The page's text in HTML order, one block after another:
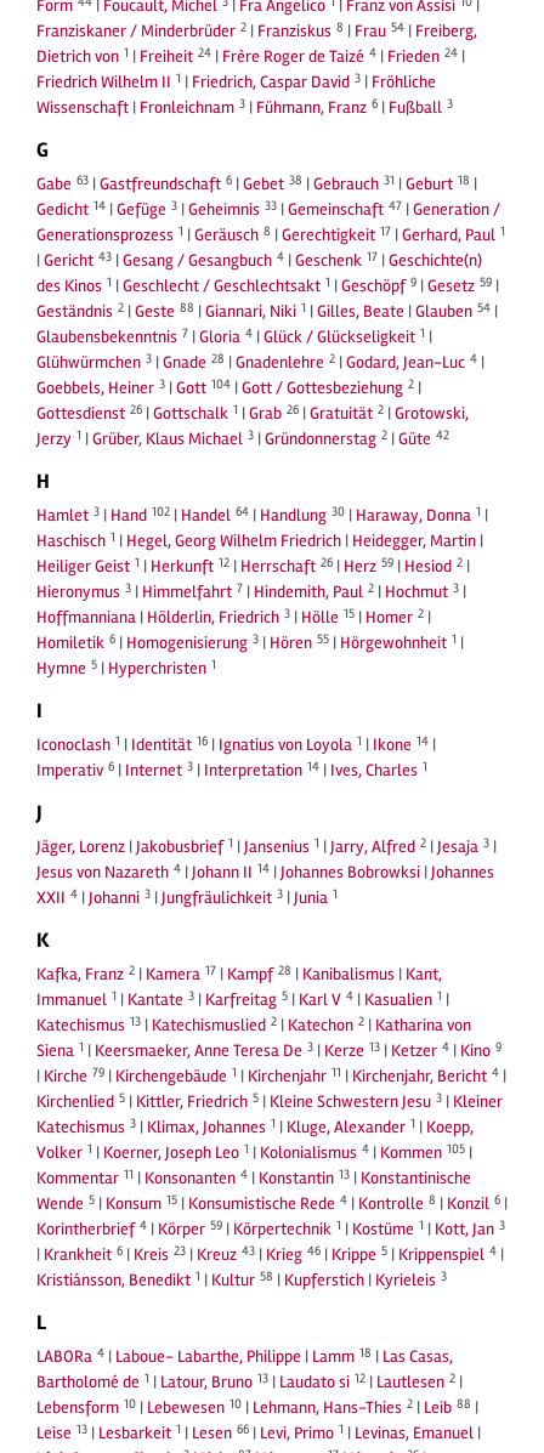
Form
| Foucault, Michel | Fra Angelico | Franz von Assisi
|
Franziskaner / Minderbrüder 2 | Franziskus 8 | Frau 54 | Freiberg,
Dietrich von 1 | Freiheit 24 | Frère Roger de Taizé 4 | Frieden 24 |
Friedrich Wilhelm II 1 | Friedrich, Caspar David 3 | Fröhliche
Wissenschaft | Fronleichnam 3 | Fühmann, Franz 6 | Fußball 3
G
Gabe 63 |Gastfreundschaft 6 |Gebet 38 |Gebrauch 31 |Geburt 18 |
Gedicht 14 |Gefüge 3 |Geheimnis 33 |Gemeinschaft 47 |Generation /
Generationsprozess 1 |Geräusch 8 |Gerechtigkeit 17 |Gerhard, Paul 1
|Gericht 43 |Gesang / Gesangbuch 4 |Geschenk 17 |Geschichte(n)
des Kinos 1 |Geschlecht / Geschlechtsakt 1 |Geschöpf 9 |Gesetz 59 |
Geständnis 2 |Geste 88 |Giannari, Niki 1 |Gilles, Beate |Glauben 54 |
Glaubensbekenntnis 7 |Gloria 4 |Glück / Glückseligkeit 1 |
Glühwürmchen 3 |Gnade 28 |Gnadenlehre 2 |Godard, Jean-Luc 4 |
Goebbels, Heiner 3 |Gott 104 |Gott / Gottesbeziehung 2 |
Gottesdienst 26 |Gottschalk 1 |Grab 26 |Gratuität 2 |Grotowski,
Jerzy 1 |Grüber, Klaus Michael 3 |Gründonnerstag 2 |Güte 42
H
Hamlet 3 | Hand 102 | Handel 64 | Handlung 30 | Haraway, Donna 1 |
Haschisch 1 | Hegel, Georg Wilhelm Friedrich | Heidegger, Martin |
Heiliger Geist 1 | Herkunft 12 | Herrschaft 26 | Herz 59 | Hesiod 2 |
Hieronymus 3 | Himmelfahrt 7 | Hindemith, Paul 2 | Hochmut 3 |
Hoffmanniana | Hölderlin, Friedrich 3 | Hölle 15 | Homer 2 |
Homiletik 6 | Homogenisierung 3 | Hören 55 | Hörgewohnheit 1 |
Hymne 5 | Hyperchristen 1
I
Iconoclash 1 | Identität 16 | Ignatius von Loyola 1 | Ikone 14 |
Imperativ 6 | Internet 3 | Interpretation 14 | Ives, Charles 1
J
Jäger, Lorenz | Jakobusbrief 1 | Jansenius 1 | Jarry, Alfred 2 | Jesaja 3 |
Jesus von Nazareth 4 | Johann II 14 | Johannes Bobrowksi | Johannes
XXII 4 | Johanni 3 | Jungfräulichkeit 3 | Junia 1
K
Kafka, Franz 2 | Kamera 17 | Kampf 28 | Kanibalismus | Kant,
Immanuel 1 | Kantate 3 | Karfreitag 5 | Karl V 4 | Kasualien 1 |
Katechismus 13 | Katechismuslied 2 | Katechon 2 | Katharina von
Siena 1 | Keersmaeker, Anne Teresa De 3 | Kerze 13 | Ketzer 4 | Kino 9
| Kirche 79 | Kirchengebäude 1 | Kirchenjahr 11 | Kirchenjahr, Bericht 4 |
Kirchenlied 5 | Kittler, Friedrich 5 | Kleine Schwestern Jesu 3 | Kleiner
Katechismus 3 | Klimax, Johannes 1 | Kluge, Alexander 1 | Koepp,
Volker 1 | Koerner, Joseph Leo 1 | Kolonialismus 4 | Kommen 105 |
Kommentar 11 | Konsonanten 4 | Konstantin 13 | Konstantinische
Wende 5 | Konsum 15 | Konsumistische Rede 4 | Kontrolle 8 | Konzil 6 |
Korintherbrief 4 | Körper 59 | Körpertechnik 1 | Kostüme 1 | Kott, Jan 3
| Krankheit 6 | Kreis 23 | Kreuz 43 | Krieg 46 | Krippe 5 | Krippenspiel 4 |
Kristiánsson, Benedikt 1 | Kultur 58 | Kupferstich | Kyrieleis 3
L
LABORa 4 | Laboue- Labarthe, Philippe | Lamm 18 | Las Casas,
Bartholomé de 1 | Latour, Bruno 13 | Laudato si 12 | Lautlesen 2 |
Lebensform 10 | Lebewesen 10 | Lehmann, Hans-Thies 2 | Leib 88 |
Leise 13 | Lesbarkeit 1 | Lesen 66 | Levi, Primo 1 | Levinas, Emanuel |